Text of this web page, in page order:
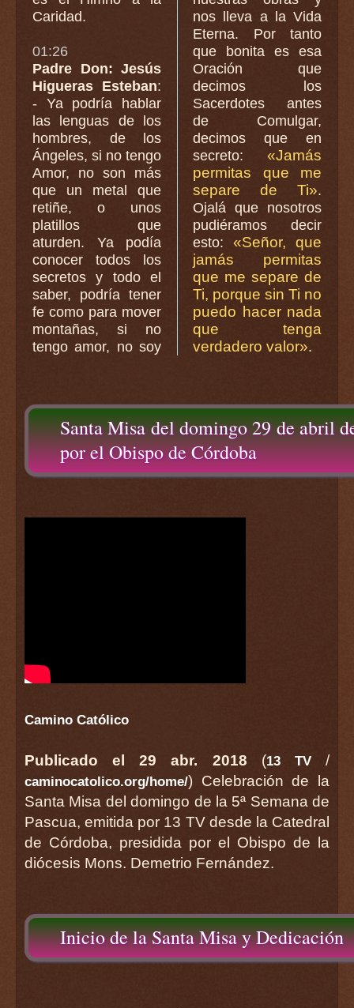
Caridad.
01:26
Padre Don: Jesús
Higueras Esteban:
- Ya podría hablar
las lenguas de los
hombres, de los
Ángeles, si no tengo
Amor, no son más
que un metal que
retiñe, o unos
platillos que
aturden. Ya podía
conocer todos los
secretos y todo el
saber, podría tener
fe como para mover
montañas, si no
tengo amor, no soy
nos lleva a la Vida
Eterna. Por tanto
que bonita es esa
Oración que
decimos los
Sacerdotes antes
de Comulgar,
decimos que en
secreto: «Jamás
permitas que me
separe de Ti».
Ojalá que nosotros
pudiéramos decir
esto: «Señor, que
jamás permitas
que me separe de
Ti, porque sin Ti no
puedo hacer nada
que tenga
verdadero valor».
Santa Misa del domingo 29 de abril
por el Obispo de Córdoba
Camino Católico
Publicado el 29 abr. 2018 (13 TV/
caminocatolico.org/home/) Celebración de la
Santa Misa del domingo de la 5ª Semana de
Pascua, emitida por 13 TV desde la Catedral
de Córdoba, presidida por el Obispo de la
diócesis Mons. Demetrio Fernández.
Inicio de la Santa Misa y Dedicación